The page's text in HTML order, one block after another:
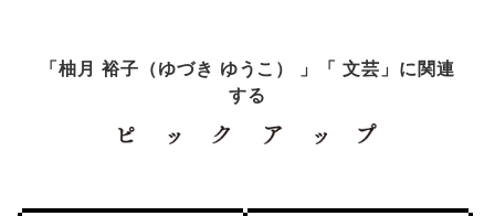
「柚月 裕子（ゆづき ゆうこ） 」「 文芸」に関連
する